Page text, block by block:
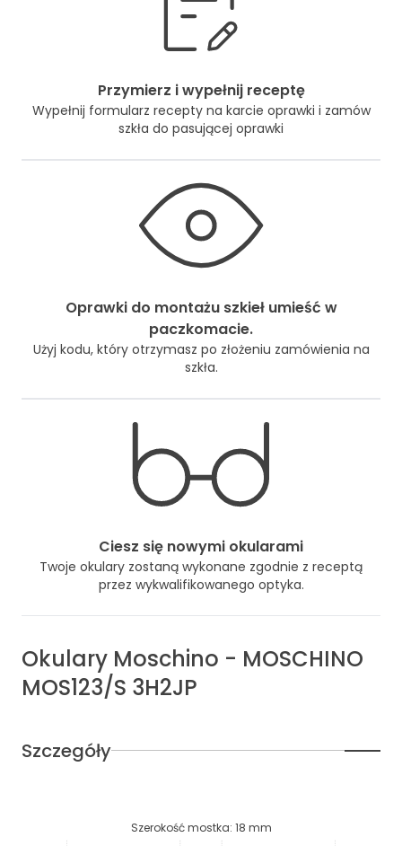
Przymierz i wypełnij receptę
Wypełnij formularz recepty na karcie oprawki i zamów
szkła do pasującej oprawki
Oprawki do montażu szkieł umieść w
paczkomacie.
Użyj kodu, który otrzymasz po złożeniu zamówienia na
szkła.
Ciesz się nowymi okularami
Twoje okulary zostaną wykonane zgodnie z receptą
przez wykwalifikowanego optyka.
Okulary Moschino - MOSCHINO
MOS123/S 3H2JP
Szczegóły
Szerokość mostka: 18 mm